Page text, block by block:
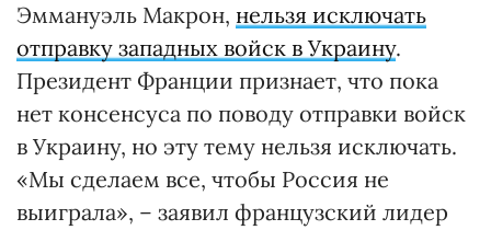
Эммануэль Макрон, нельзя исключать
отправку западных войск в Украину.
Президент Франции признает, что пока
нет консенсуса по поводу отправки войск
в Украину, но эту тему нельзя исключать.
«Мы сделаем все, чтобы Россия не
выиграла», – заявил французский лидер